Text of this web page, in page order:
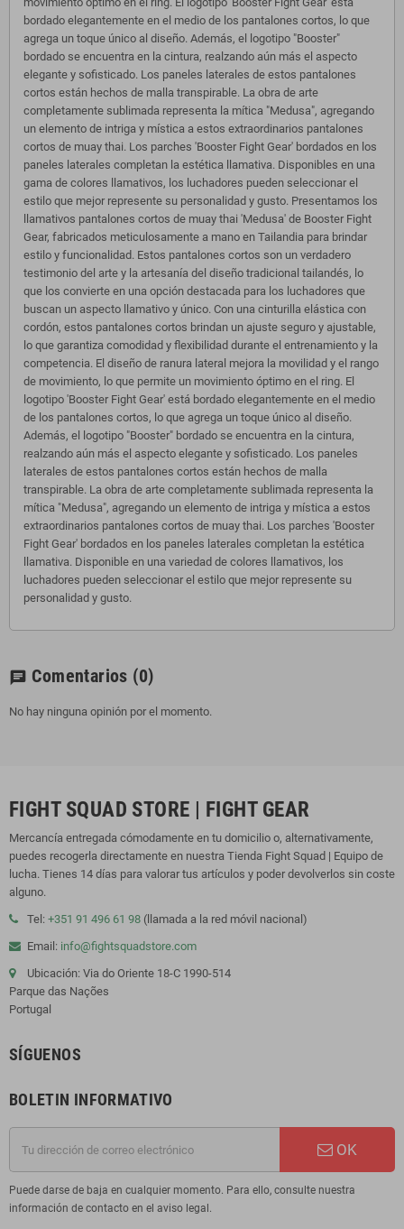
bordado elegantemente en el medio de los pantalones cortos, lo que
agrega un toque único al diseño. Además, el logotipo "Booster"
bordado se encuentra en la cintura, realzando aún más el aspecto
elegante y sofisticado. Los paneles laterales de estos pantalones
cortos están hechos de malla transpirable. La obra de arte
completamente sublimada representa la mítica "Medusa", agregando
un elemento de intriga y mística a estos extraordinarios pantalones
cortos de muay thai. Los parches 'Booster Fight Gear' bordados en los
paneles laterales completan la estética llamativa. Disponibles en una
gama de colores llamativos, los luchadores pueden seleccionar el
estilo que mejor represente su personalidad y gusto. Presentamos los
llamativos pantalones cortos de muay thai 'Medusa' de Booster Fight
Gear, fabricados meticulosamente a mano en Tailandia para brindar
estilo y funcionalidad. Estos pantalones cortos son un verdadero
testimonio del arte y la artesanía del diseño tradicional tailandés, lo
que los convierte en una opción destacada para los luchadores que
buscan un aspecto llamativo y único. Con una cinturilla elástica con
cordón, estos pantalones cortos brindan un ajuste seguro y ajustable,
lo que garantiza comodidad y flexibilidad durante el entrenamiento y la
competencia. El diseño de ranura lateral mejora la movilidad y el rango
de movimiento, lo que permite un movimiento óptimo en el ring. El
logotipo 'Booster Fight Gear' está bordado elegantemente en el medio
de los pantalones cortos, lo que agrega un toque único al diseño.
Además, el logotipo "Booster" bordado se encuentra en la cintura,
realzando aún más el aspecto elegante y sofisticado. Los paneles
laterales de estos pantalones cortos están hechos de malla
transpirable. La obra de arte completamente sublimada representa la
mítica "Medusa", agregando un elemento de intriga y mística a estos
extraordinarios pantalones cortos de muay thai. Los parches 'Booster
Fight Gear' bordados en los paneles laterales completan la estética
llamativa. Disponible en una variedad de colores llamativos, los
luchadores pueden seleccionar el estilo que mejor represente su
personalidad y gusto.
chat Comentarios (0)
No hay ninguna opinión por el momento.
FIGHT SQUAD STORE | FIGHT GEAR
Mercancía entregada cómodamente en tu domicilio o, alternativamente,
puedes recogerla directamente en nuestra Tienda Fight Squad | Equipo de
lucha. Tienes 14 días para valorar tus artículos y poder devolverlos sin coste
alguno.
Tel: +351 91 496 61 98 (llamada a la red móvil nacional)
Email: info@fightsquadstore.com
Ubicación: Via do Oriente 18-C 1990-514
Parque das Nações
Portugal
SÍGUENOS
BOLETIN INFORMATIVO
OK
Puede darse de baja en cualquier momento. Para ello, consulte nuestra
información de contacto en el aviso legal.